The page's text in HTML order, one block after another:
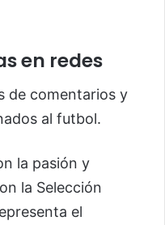
en redes
de comentarios y
al futbol.
la pasión y
la Selección
el